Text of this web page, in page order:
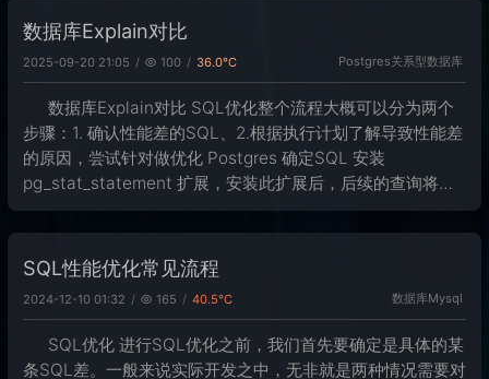
数据库Explain对比
2025-09-20 21:05 100 36.0℃ Postgres关系型数据库
数据库Explain对比 SQL优化整个流程大概可以分为两个
步骤：1. 确认性能差的SQL、2.根据执行计划了解导致性能差
的原因，尝试针对做优化 Postgres 确定SQL 安装
pg_stat_statement 扩展，安装此扩展后，后续的查询将会
被 postgres 记录到 扩展中记录的 pg
SQL性能优化常见流程
2024-12-10 01:32 165 40.5℃ 数据库Mysql
SQL优化 进行SQL优化之前，我们首先要确定是具体的某
条SQL差。一般来说实际开发之中，无非就是两种情况需要对